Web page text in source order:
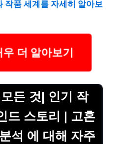
작품 세계를 자세히 알아보
더 알아보기
든 것| 인기 작
드 스토리 | 고혼
석 에 대해 자주